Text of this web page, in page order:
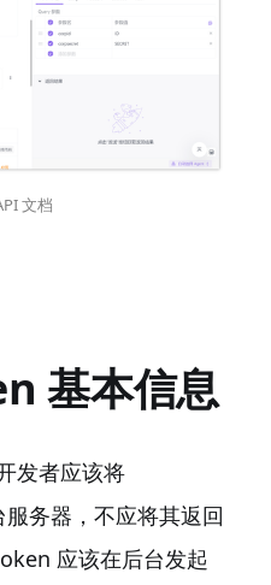
文档
基本信息
发者应该将
务器，不应将其返回
应该在后台发起